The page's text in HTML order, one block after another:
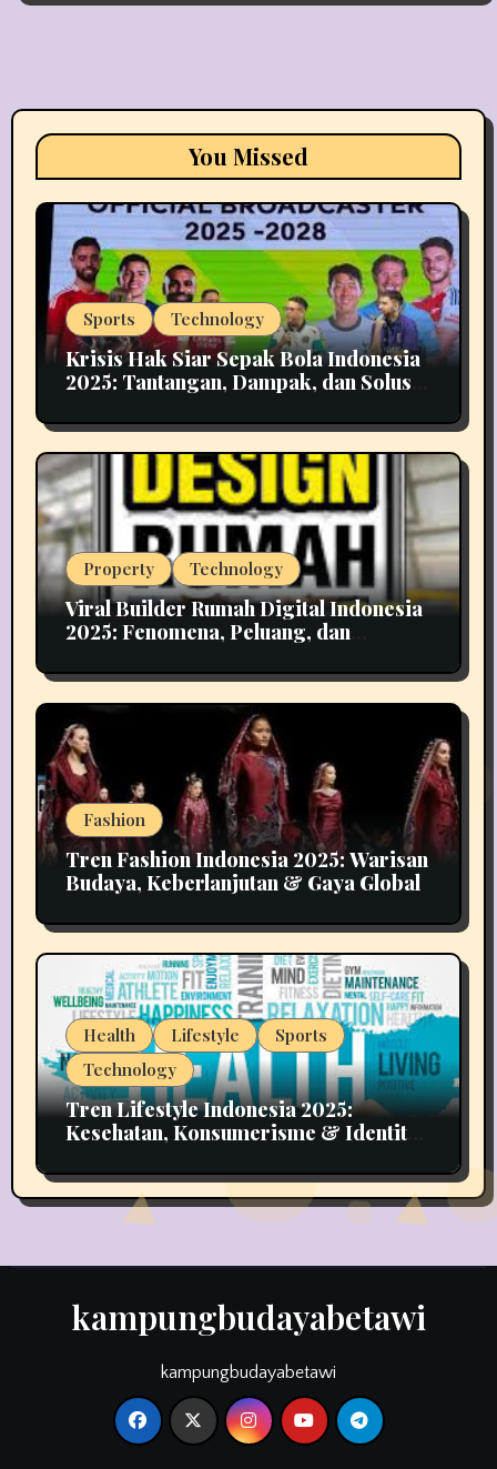
You Missed
Sports Technology
Krisis Hak Siar Sepak Bola Indonesia
2025: Tantangan, Dampak, dan Solusi
Property Technology
Viral Builder Rumah Digital Indonesia
2025: Fenomena, Peluang, dan
Fashion
Tren Fashion Indonesia 2025: Warisan
Budaya, Keberlanjutan & Gaya Global
Health Lifestyle
Sports
Technology
Tren Lifestyle Indonesia 2025:
Kesehatan, Konsumerisme & Identitas
kampungbudayabetawi
kampungbudayabetawi